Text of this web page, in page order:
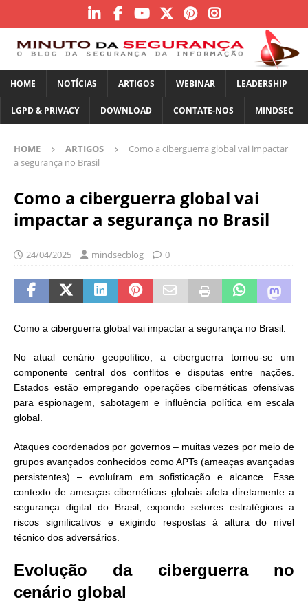
HOME NOTÍCIAS ARTIGOS WEBINAR LEADERSHIP
LGPD & PRIVACY DOWNLOAD CONTATE-NOS MINDSEC
HOME ARTIGOS
Como a ciberguerra global vai impactar
a segurança no Brasil
Como a ciberguerra global vai
impactar a segurança no Brasil
24/04/2025 mindsecblog 0
Como a ciberguerra global vai impactar a segurança no Brasil.
No atual cenário geopolítico, a ciberguerra tornou-se um
componente central dos conflitos e disputas entre nações.
Estados estão empregando operações cibernéticas ofensivas
para espionagem, sabotagem e influência política em escala
global.
Ataques coordenados por governos – muitas vezes por meio de
grupos avançados conhecidos como APTs (ameaças avançadas
persistentes) – evoluíram em sofisticação e alcance. Esse
contexto de ameaças cibernéticas globais afeta diretamente a
segurança digital do Brasil, expondo setores estratégicos a
riscos significativos e exigindo respostas à altura do nível
técnico dos adversários.
Evolução da ciberguerra no
cenário global